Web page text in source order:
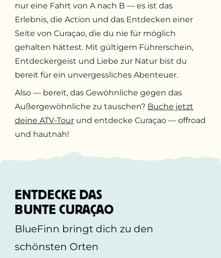
nur eine Fahrt von A nach B — es ist das
Erlebnis, die Action und das Entdecken einer
Seite von Curaçao, die du nie für möglich
gehalten hättest. Mit gültigem Führerschein,
Entdeckergeist und Liebe zur Natur bist du
bereit für ein unvergessliches Abenteuer.
Also — bereit, das Gewöhnliche gegen das
Außergewöhnliche zu tauschen? Buche jetzt
deine ATV-Tour und entdecke Curaçao — offroad
und hautnah!
ENTDECKE DAS
BUNTE CURAÇAO
BlueFinn bringt dich zu den
schönsten Orten